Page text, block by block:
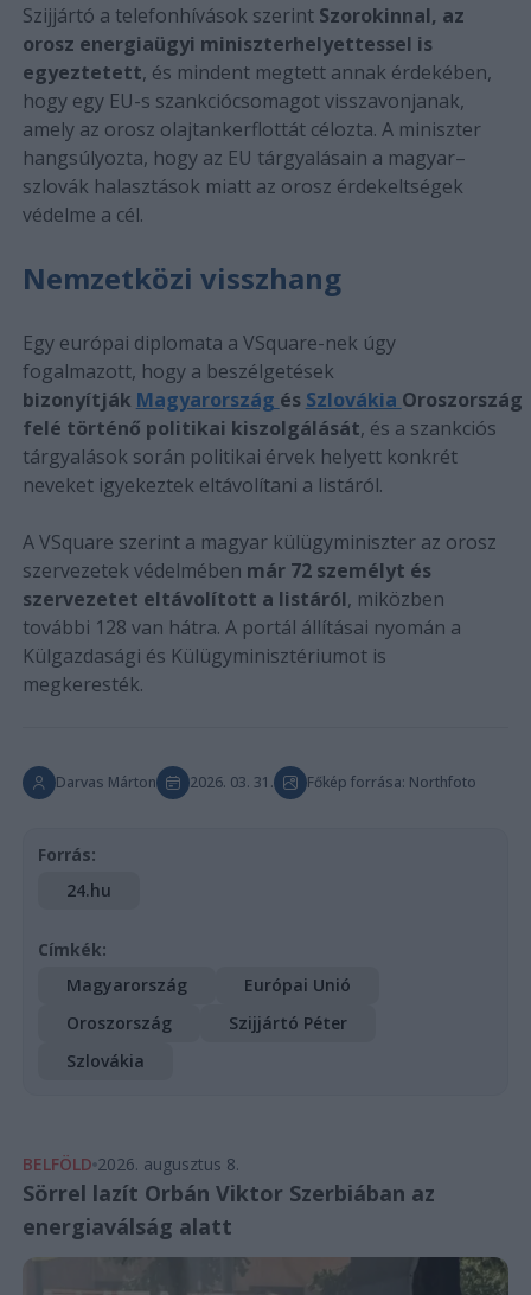
Szijjártó a telefonhívások szerint Szorokinnal, az
orosz energiaügyi miniszterhelyettessel is
egyeztetett, és mindent megtett annak érdekében,
hogy egy EU-s szankciócsomagot visszavonjanak,
amely az orosz olajtankerflottát célozta. A miniszter
hangsúlyozta, hogy az EU tárgyalásain a magyar–
szlovák halasztások miatt az orosz érdekeltségek
védelme a cél.
Nemzetközi visszhang
Egy európai diplomata a VSquare-nek úgy
fogalmazott, hogy a beszélgetések
bizonyítják Magyarország és Szlovákia Oroszország
felé történő politikai kiszolgálását, és a szankciós
tárgyalások során politikai érvek helyett konkrét
neveket igyekeztek eltávolítani a listáról.
A VSquare szerint a magyar külügyminiszter az orosz
szervezetek védelmében már 72 személyt és
szervezetet eltávolított a listáról, miközben
további 128 van hátra. A portál állításai nyomán a
Külgazdasági és Külügyminisztériumot is
megkeresték.
Darvas Márton 2026. 03. 31. Főkép forrása: Northfoto
Forrás:
24.hu
Címkék:
Magyarország
Európai Unió
Oroszország
Szijjártó Péter
Szlovákia
BELFÖLD 2026. augusztus 8.
Sörrel lazít Orbán Viktor Szerbiában az
energiaválság alatt